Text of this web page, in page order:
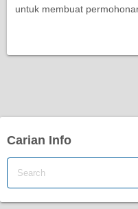
untuk membuat
Carian Info